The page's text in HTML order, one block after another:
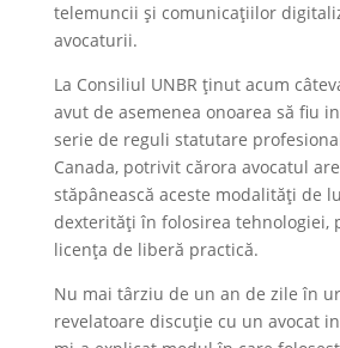
telemuncii și comunicațiilor
avocaturii.
La Consiliul UNBR ținut acum
avut de asemenea onoarea să fiu
serie de reguli statutare
Canada, potrivit cărora avocatul
stăpânească aceste modalități de
dexterități în folosirea tehnologiei,
licența de liberă practică.
Nu mai târziu de un an de zile în
revelatoare discuție cu un avocat